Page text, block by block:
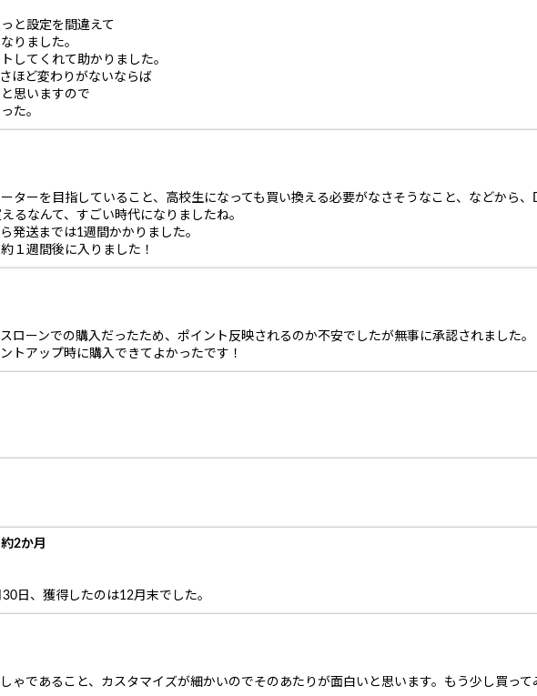
と設定を間違えて
りました。
してくれて助かりました。
ほど変わりがないならば
思いますので
た。
ターを目指していること、高校生になっても買い換える必要がなさそうなこと、などから、
るなんて、すごい時代になりましたね。
発送までは1週間かかりました。
１週間後に入りました！
ローンでの購入だったため、ポイント反映されるのか不安でしたが無事に承認されました。
トアップ時に購入できてよかったです！
2か月
日、獲得したのは12月末でした。
ゃであること、カスタマイズが細かいのでそのあたりが面白いと思います。もう少し買っ